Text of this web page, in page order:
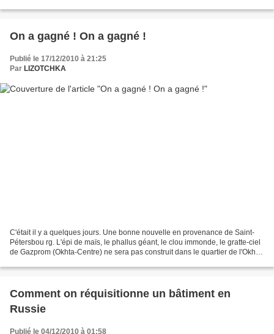
On a gagné ! On a gagné !
Publié le 17/12/2010 à 21:25
Par LIZOTCHKA
C'était il y a quelques jours. Une bonne nouvelle en provenance de Saint-
Pétersbou rg. L'épi de maïs, le phallus géant, le clou immonde, le gratte-ciel
de Gazprom (Okhta-Centre) ne sera pas construit dans le quartier de l'Okhta,
Comment on réquisitionne un bâtiment en
Russie
Publié le 04/12/2010 à 01:58